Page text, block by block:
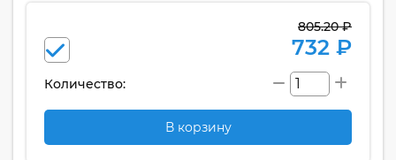
805.20 ₽
732 ₽
Количество:
В корзину